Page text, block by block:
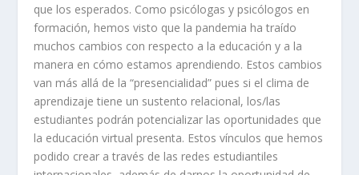
que los esperados. Como psicólogas y psicólogos en
formación, hemos visto que la pandemia ha traído
muchos cambios con respecto a la educación y a la
manera en cómo estamos aprendiendo. Estos cambios
van más allá de la “presencialidad” pues si el clima de
aprendizaje tiene un sustento relacional, los/las
estudiantes podrán potencializar las oportunidades que
la educación virtual presenta. Estos vínculos que hemos
podido crear a través de las redes estudiantiles